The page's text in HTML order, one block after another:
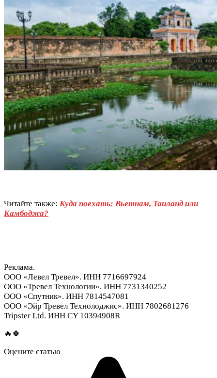
Читайте также: Куда поехать: Вьетнам, Таиланд или
Камбоджа?
Реклама.
ООО «Левел Тревел». ИНН 7716697924
ООО «Тревел Технологии». ИНН 7731340252
ООО «Спутник». ИНН 7814547081
ООО «Эйр Тревел Технолоджис». ИНН 7802681276
Tripster Ltd. ИНН CY 10394908R
🔥🍀
Оцените статью